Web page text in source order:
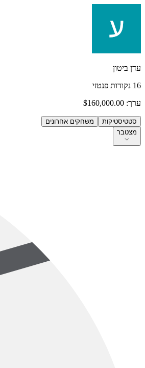
עדן ביטון
16 נקודות פנטזי
ערך: $160,000.00
סטטיסטיקות
משחקים אחרונים
מצטבר